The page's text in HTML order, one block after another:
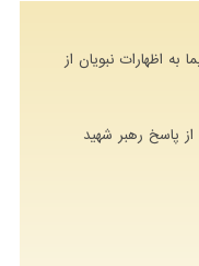
اظهارات نبویان از
پاسخ رهبر شهید